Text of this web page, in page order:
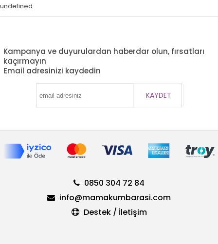
undefined
Kampanya ve duyurulardan haberdar olun, fırsatları
kaçırmayın
Email adresinizi kaydedin
KAYDET
0850 304 72 84
info@mamakumbarasi.com
Destek / İletişim